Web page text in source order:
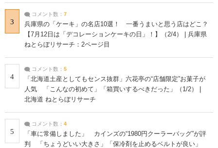
3
コメント数： 7
兵庫県の「ケーキ」の名店10選！ 一番うまいと思う店はどこ？
【7月12日は「デコレーションケーキの日」！】（2/4） | 兵庫県
ねとらぼリサーチ：2ページ目
4
コメント数： 5
「北海道土産としてもセンス抜群」六花亭の“店舗限定”お菓子が
人気 「こんなの初めて」「箱買いするべきだった」（1/2） |
北海道 ねとらぼリサーチ
5
コメント数： 4
「車に常備しました」 カインズの“1980円クーラーバッグ”が評
判 「ちょうどいい大きさ」「保冷剤を止めるベルトが良い」